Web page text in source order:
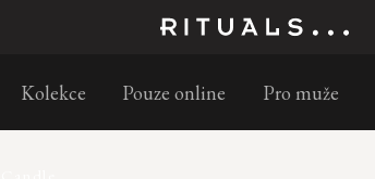
Kolekce Pouze online Pro muže